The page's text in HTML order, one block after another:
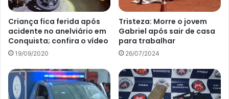
Criança fica ferida após
acidente no anelviário em
Conquista; confira o vídeo
19/09/2020
Tristeza: Morre o jovem
Gabriel após sair de casa
para trabalhar
26/07/2024